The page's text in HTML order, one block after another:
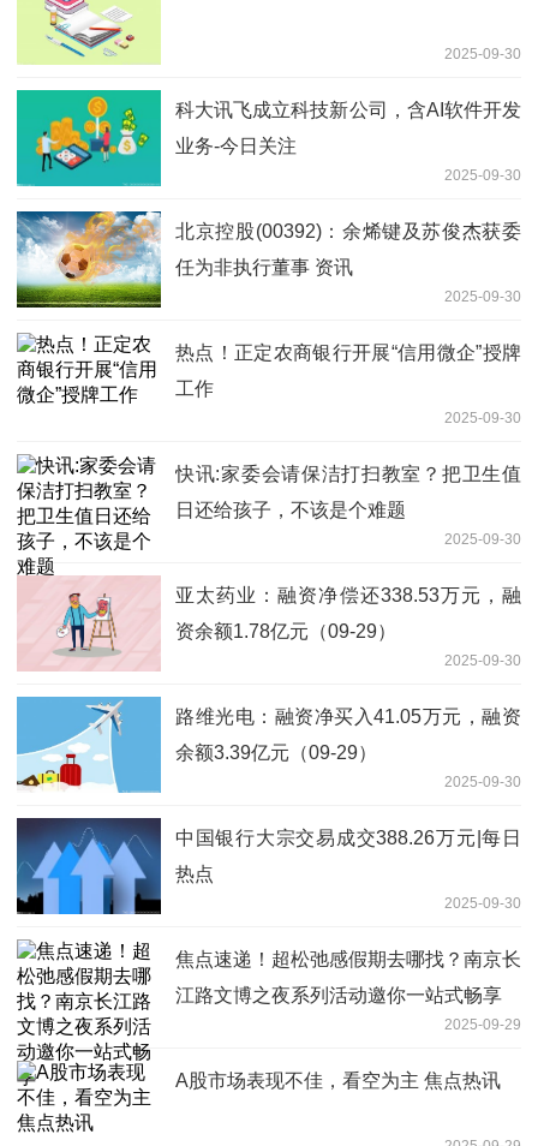
2025-09-30
科大讯飞成立科技新公司，含AI软件开发
业务-今日关注
2025-09-30
北京控股(00392)：余烯键及苏俊杰获委
任为非执行董事 资讯
2025-09-30
热点！正定农商银行开展“信用微企”授牌
工作
2025-09-30
快讯:家委会请保洁打扫教室？把卫生值
日还给孩子，不该是个难题
2025-09-30
亚太药业：融资净偿还338.53万元，融
资余额1.78亿元（09-29）
2025-09-30
路维光电：融资净买入41.05万元，融资
余额3.39亿元（09-29）
2025-09-30
中国银行大宗交易成交388.26万元|每日
热点
2025-09-30
焦点速递！超松弛感假期去哪找？南京长
江路文博之夜系列活动邀你一站式畅享
2025-09-29
A股市场表现不佳，看空为主 焦点热讯